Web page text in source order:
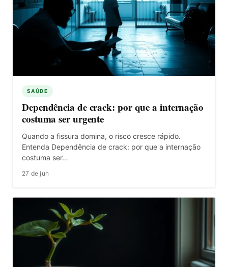
SAÚDE
Dependência de crack: por que a internação
costuma ser urgente
Quando a fissura domina, o risco cresce rápido.
Entenda Dependência de crack: por que a internação
costuma ser…
27 de jun